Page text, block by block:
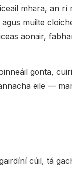
mhara, an
muilte
aonair,
gonta,
eile —
cúil, tá